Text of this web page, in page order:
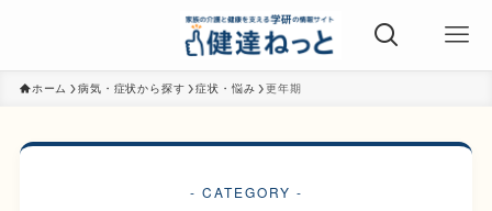
ホーム 病気・症状から探す 症状・悩み 更年期
- CATEGORY -